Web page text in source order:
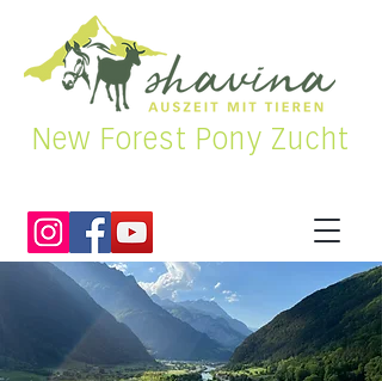
New Forest Pony Zucht